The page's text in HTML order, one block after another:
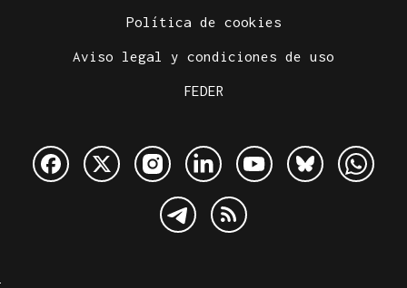
Política de cookies
Aviso legal y condiciones de uso
FEDER